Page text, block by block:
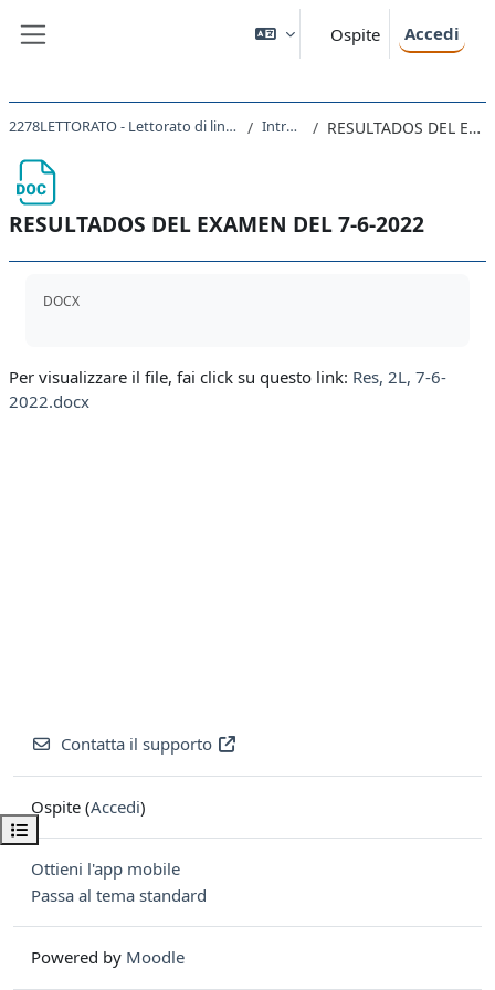
Ospite Accedi
Apri indice del corso
2278LETTORATO - Lettorato di lingua spagnola II avanzati 2021 Introduzione RESULTADOS DEL EXAMEN DEL 7-6-2022
RESULTADOS DEL EXAMEN DEL 7-6-2022
DOCX
Per visualizzare il file, fai click su questo link: Res, 2L, 7-6-
2022.docx
Contatta il supporto
Ospite (Accedi)
Ottieni l'app mobile
Passa al tema standard
Powered by Moodle